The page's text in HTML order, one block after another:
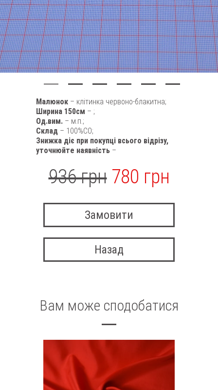
Малюнок – клітинка червоно-блакитна;
Ширина 150см – ;
Од.вим. – м.п.;
Склад – 100%CO;
Знижка діє при покупці всього відрізу,
уточнюйте наявність –
936 грн 780 грн
Замовити
Назад
Вам може сподобатися